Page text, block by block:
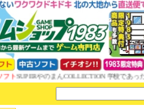
やのまんCOLLECTION 学校であった怖